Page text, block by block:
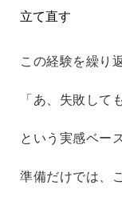
立て直す
この経験を繰り
「あ、失敗して
という 実感ベー
準備だけでは、